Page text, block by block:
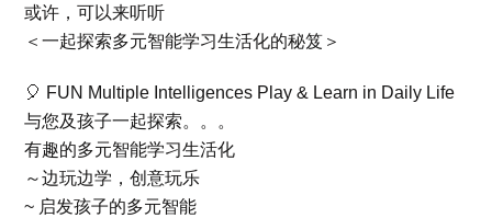
或许，可以来听听
＜一起探索多元智能学习生活化的秘笈＞
🎈 FUN Multiple Intelligences Play & Learn in Daily Life
与您及孩子一起探索。。。
有趣的多元智能学习生活化
～边玩边学，创意玩乐
~ 启发孩子的多元智能